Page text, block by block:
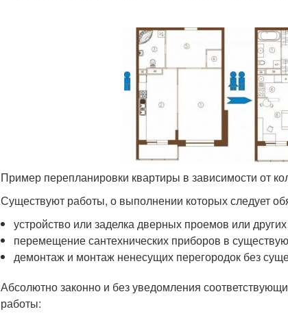
Пример перепланировки квартиры в зависимости от
Существуют работы, о выполнении которых следует
устройство или заделка дверных проемов или
перемещение сантехнических приборов в
демонтаж и монтаж ненесущих перегородок без
Абсолютно законно и без уведомления
работы: